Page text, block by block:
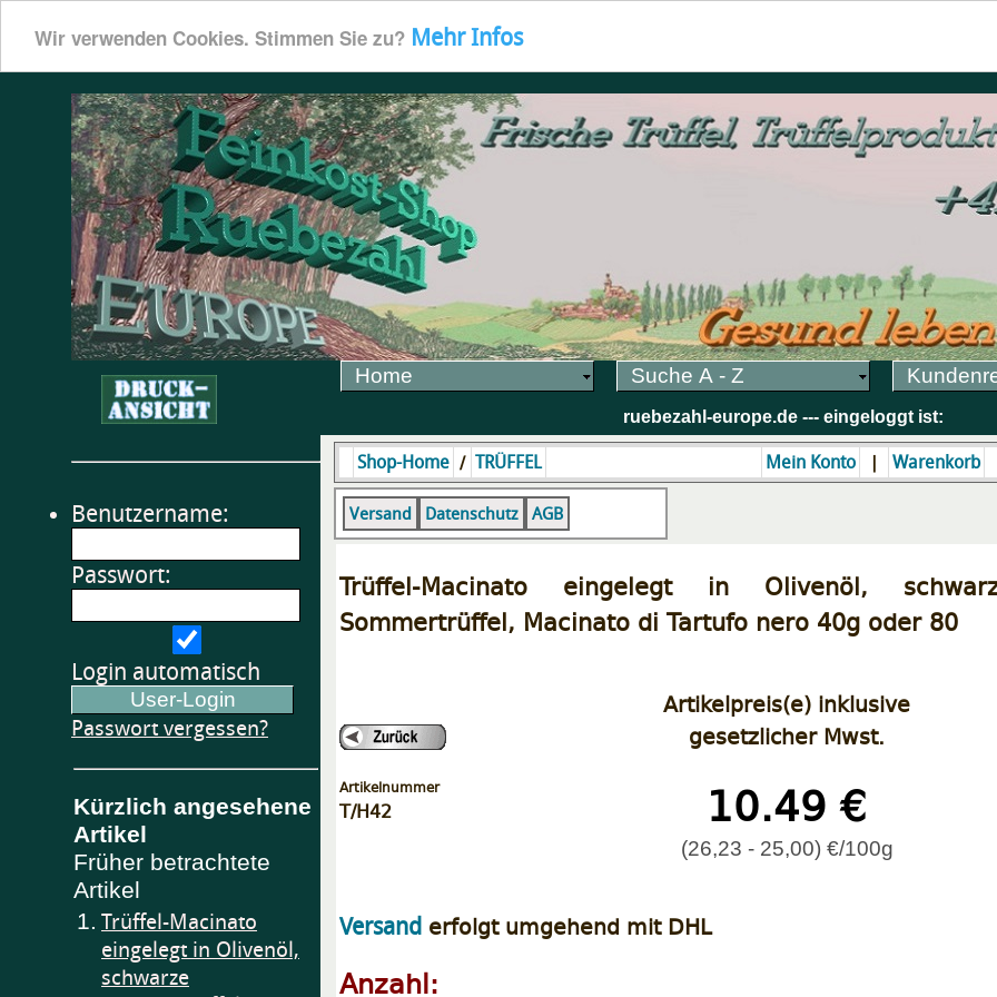
Wir verwenden Cookies. Stimmen Sie zu? Mehr Infos
Home Suche A - Z
ruebezahl-europe.de --- eingeloggt ist:
Benutzername:
Passwort:
Login automatisch
Passwort vergessen?
Kürzlich angesehene
Artikel
Früher betrachtete
Artikel
1. Trüffel-Macinato
eingelegt in Olivenöl,
schwarze
Shop-Home / TRÜFFEL Mein Konto | Warenkorb
Versand Datenschutz AGB
Trüffel-Macinato eingelegt in Olivenöl,
Sommertrüffel, Macinato di Tartufo nero 40g oder 80
Artikelnummer
T/H42
Artikelpreis(e) inklusive
gesetzlicher Mwst.
10.49 €
(26,23 - 25,00) €/100g
Versand erfolgt umgehend mit DHL
Anzahl: